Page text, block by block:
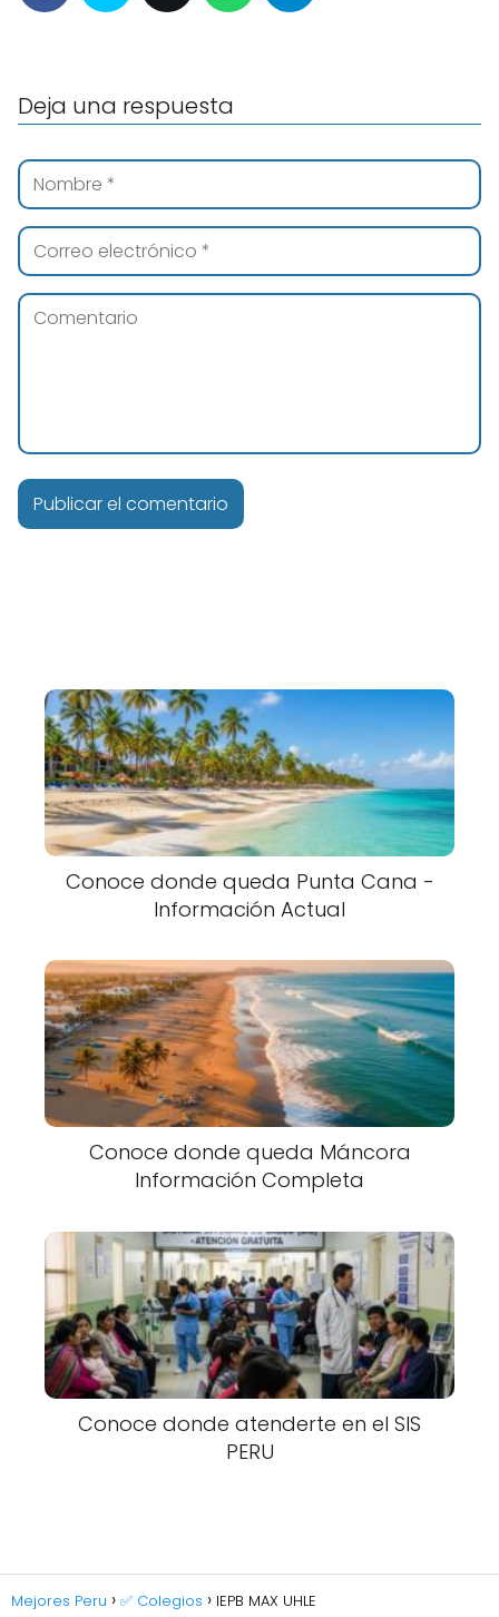
Deja una respuesta
Conoce donde queda Punta Cana -
Información Actual
Conoce donde queda Máncora
Información Completa
Conoce donde atenderte en el SIS
PERU
Mejores Peru ✅ Colegios IEPB MAX UHLE